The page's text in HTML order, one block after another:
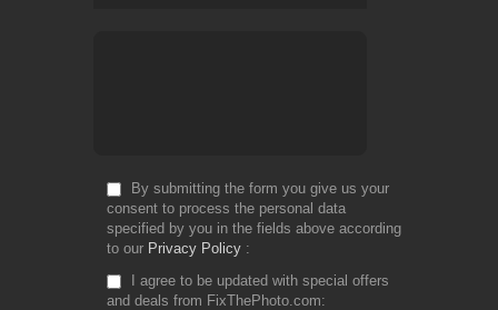
By submitting the form you give us your
consent to process the personal data
specified by you in the fields above according
to our Privacy Policy
I agree to be updated with special offers
and deals from FixThePhoto.com